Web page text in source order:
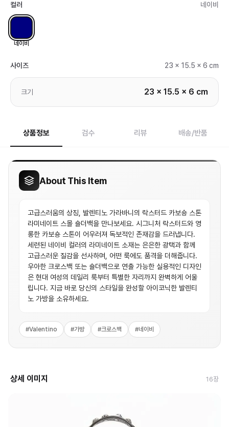
컬러 네이비
네이비
사이즈 23 x 15.5 x 6 cm
크기 23 x 15.5 x 6 cm
상품정보 검수 리뷰 배송/반품
About This Item
고급스러움의 상징, 발렌티노 가라바니의 락스터드 카보숑 스톤
라미네이트 스몰 숄더백을 만나보세요. 시그니처 락스터드와 영
롱한 카보숑 스톤이 어우러져 독보적인 존재감을 드러냅니다.
세련된 네이비 컬러의 라미네이트 소재는 은은한 광택과 함께
고급스러운 질감을 선사하며, 어떤 룩에도 품격을 더해줍니다.
우아한 크로스백 또는 숄더백으로 연출 가능한 실용적인 디자인
은 현대 여성의 데일리 룩부터 특별한 자리까지 완벽하게 어울
립니다. 지금 바로 당신의 스타일을 완성할 아이코닉한 발렌티
노 가방을 소유하세요.
#Valentino #가방 #크로스백 #네이비
상세 이미지 16장